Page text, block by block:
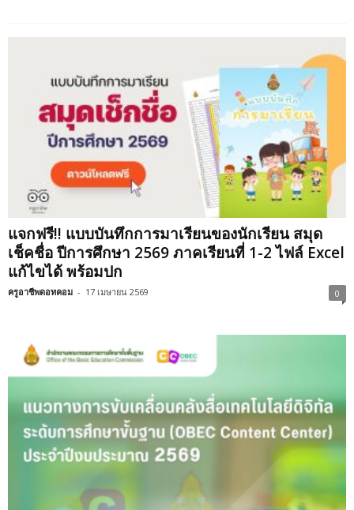
แจกฟรี!! แบบบันทึกการมาเรียนของนักเรียน สมุด
เช็คชื่อ ปีการศึกษา 2569 ภาคเรียนที่ 1-2 ไฟล์ Excel
แก้ไขได้ พร้อมปก
ครูอาชีพดอทคอม - 17 เมษายน 2569 0